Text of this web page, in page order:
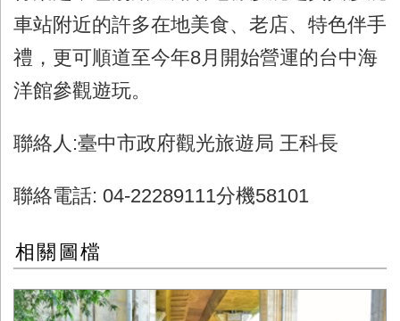
車站附近的許多在地美食、老店、特色伴手
禮，更可順道至今年8月開始營運的台中海
洋館參觀遊玩。
聯絡人 :臺中市政府觀光旅遊局 王科長
聯絡電話: 04-22289111分機58101
相關圖檔